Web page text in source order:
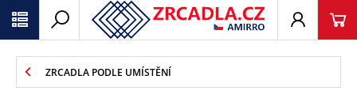
ZRCADLA PODLE UMÍSTĚNÍ